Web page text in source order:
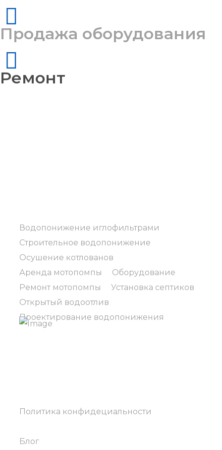
Продажа оборудования
Ремонт
Водопонижение иглофильтрами
Строительное водопонижение
Осушение котлованов
Аренда мотопомпы
Оборудование
Ремонт мотопомпы
Установка септиков
Открытый водоотлив
Проектирование водопонижения
Политика конфидециальности
Блог